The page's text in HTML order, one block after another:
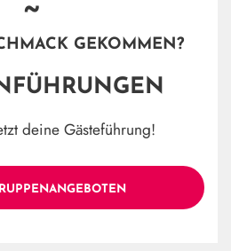
~
GEKOMMEN?
deine Gästeführung!